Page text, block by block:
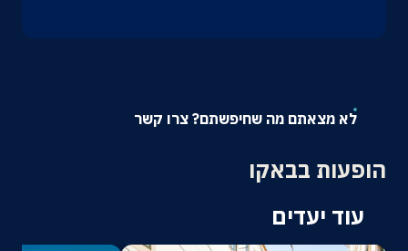
לא מצאתם מה שחיפשתם? צרו קשר
הופעות בבאקו
עוד יעדים